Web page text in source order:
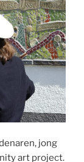
jong
art project.